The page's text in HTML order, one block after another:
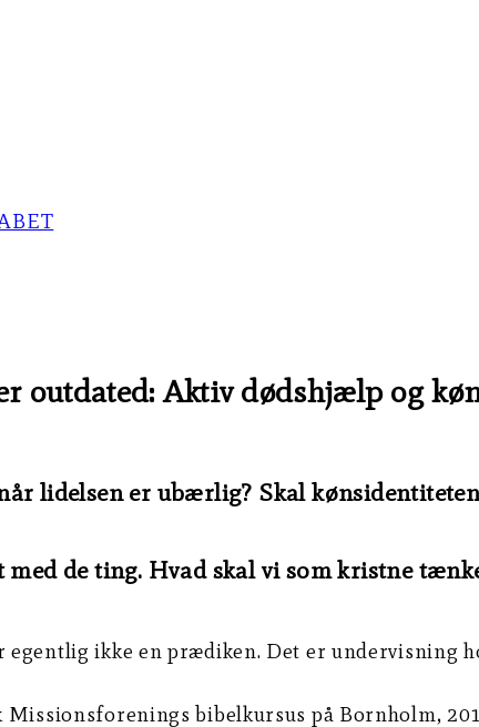
outdated: Aktiv dødshjælp og
lidelsen er ubærlig? Skal
med de ting. Hvad skal vi som kristne
egentlig ikke en prædiken. Det er undervisning
Missionsforenings bibelkursus på Bornholm,